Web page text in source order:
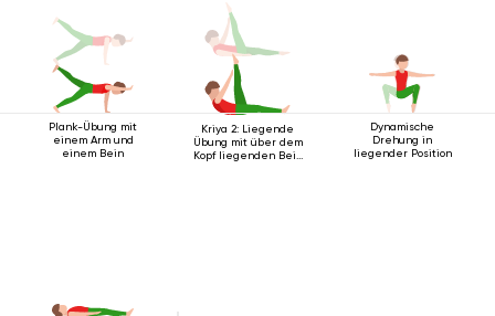
Plank-Übung mit
einem Arm und
einem Bein
Kriya 2: Liegende
Übung mit über dem
Kopf liegenden Bein
Dynamische
Drehung in
liegender Position